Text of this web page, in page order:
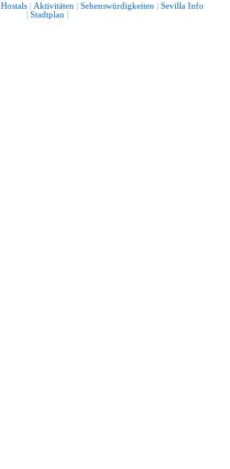
Hostals Aktivitäten Sehenswürdigkeiten
Sevilla Info
Stadtplan